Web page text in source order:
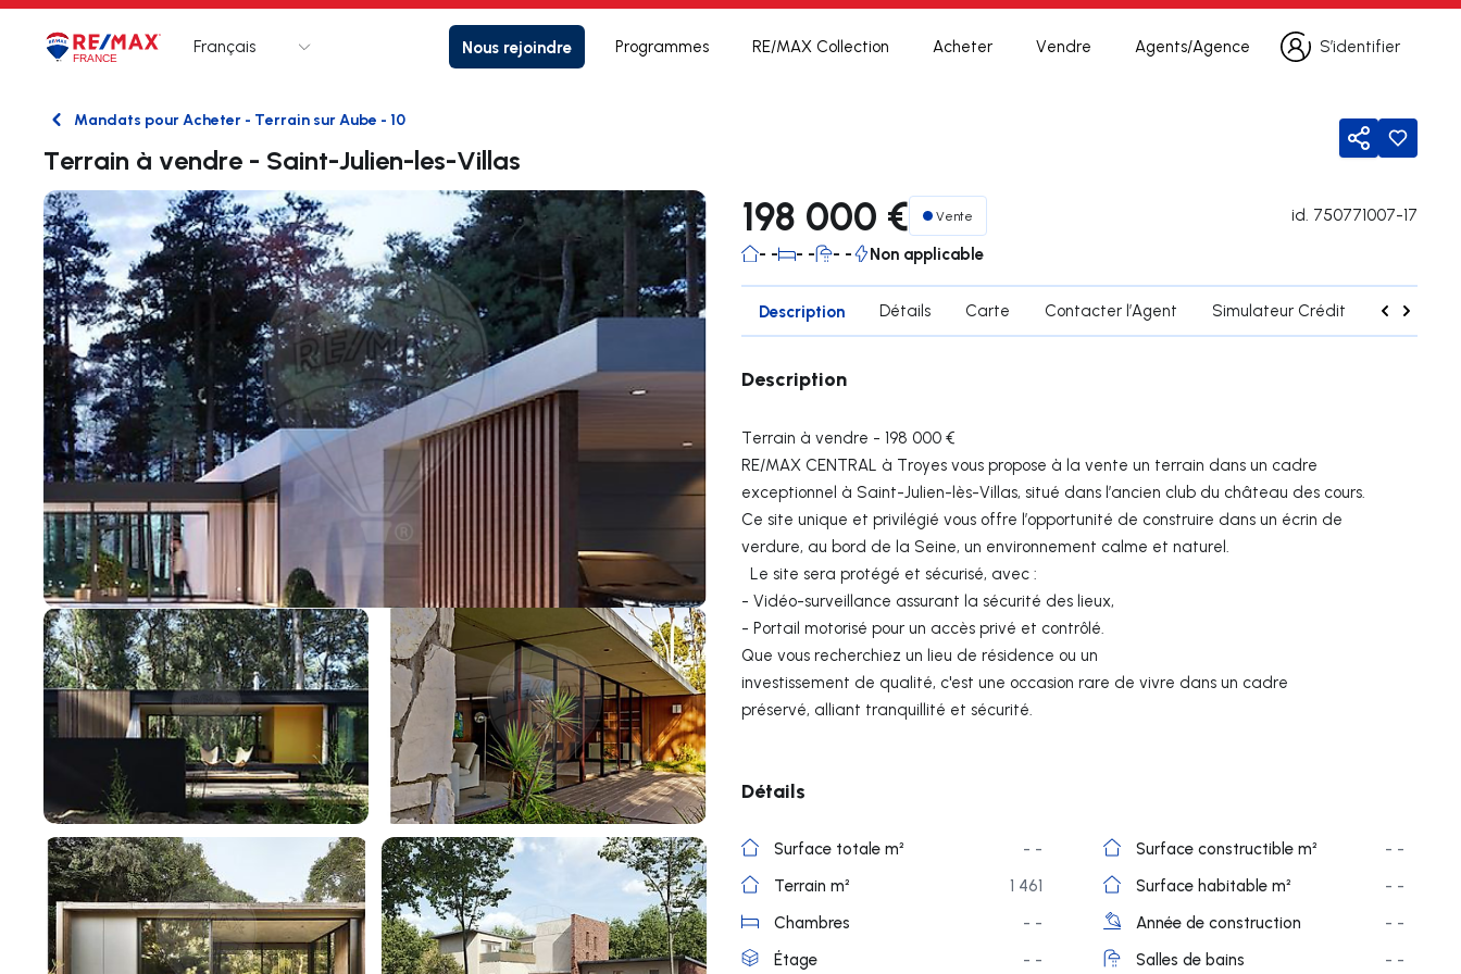
LogoAller à la page d’accueil
Français Nous rejoindre Programmes RE/MAX Collection Acheter Vendre Agents/Agence
S’identifier
S’identifier
RetourMandats pour Acheter - Terrain sur Aube - 10
Terrain à vendre - Saint-Julien-les-Villas Partager
198 000 € Vente id. 750771007-17
- - - - - - Non applicable
Description Détails Carte Contacter l’Agent Simulateur Crédit Mentions
Description
Terrain à vendre - 198 000 €
RE/MAX CENTRAL à Troyes vous propose à la vente un terrain dans un cadre
exceptionnel à Saint-Julien-lès-Villas, situé dans l’ancien club du château des cours.
Ce site unique et privilégié vous offre l’opportunité de construire dans un écrin de
verdure, au bord de la Seine, un environnement calme et naturel.
Le site sera protégé et sécurisé, avec :
- Vidéo-surveillance assurant la sécurité des lieux,
- Portail motorisé pour un accès privé et contrôlé.
Que vous recherchiez un lieu de résidence ou un
investissement de qualité, c'est une occasion rare de vivre dans un cadre
préservé, alliant tranquillité et sécurité.
Détails
Surface totale m² - - Surface constructible m²
- -
Terrain m²
1 461 Surface habitable m²
- -
Chambres
- - Année de construction
- -
Étage
- - Salles de bains - -